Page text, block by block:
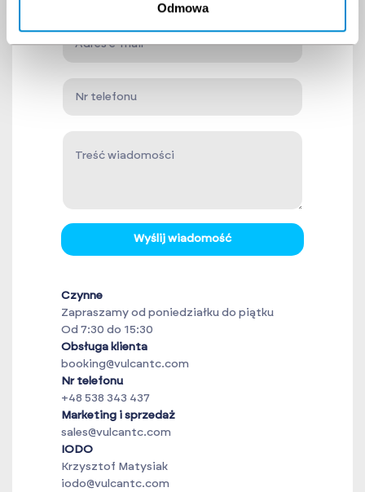
Odmowa
Wyślij wiadomość
Czynne
Zapraszamy od poniedziałku do piątku
Od 7:30 do 15:30
Obsługa klienta
booking@vulcantc.com
Nr telefonu
+48 538 343 437
Marketing i sprzedaż
sales@vulcantc.com
IODO
Krzysztof Matysiak
iodo@vulcantc.com